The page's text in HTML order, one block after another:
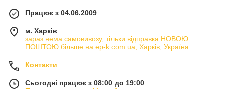
Працює з 04.06.2009
м. Харків
зараз нема самовивозу, тільки відправка НОВОЮ
ПОШТОЮ більше на ep-k.com.ua, Харків, Україна
Контакти
Сьогодні працює з 08:00 до 19:00